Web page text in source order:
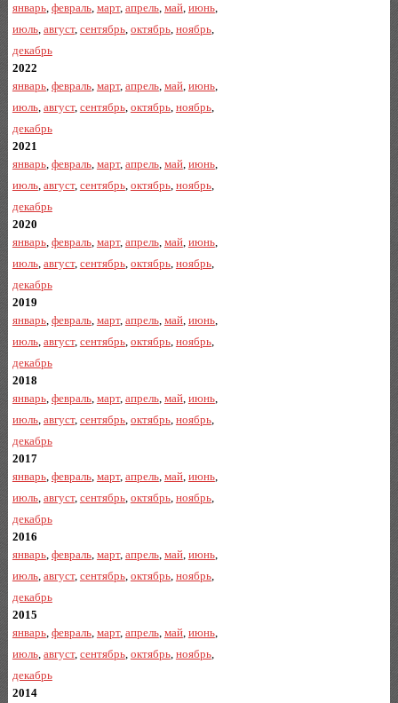
январь, февраль, март, апрель, май, июнь,
июль, август, сентябрь, октябрь, ноябрь,
декабрь
2022
январь, февраль, март, апрель, май, июнь,
июль, август, сентябрь, октябрь, ноябрь,
декабрь
2021
январь, февраль, март, апрель, май, июнь,
июль, август, сентябрь, октябрь, ноябрь,
декабрь
2020
январь, февраль, март, апрель, май, июнь,
июль, август, сентябрь, октябрь, ноябрь,
декабрь
2019
январь, февраль, март, апрель, май, июнь,
июль, август, сентябрь, октябрь, ноябрь,
декабрь
2018
январь, февраль, март, апрель, май, июнь,
июль, август, сентябрь, октябрь, ноябрь,
декабрь
2017
январь, февраль, март, апрель, май, июнь,
июль, август, сентябрь, октябрь, ноябрь,
декабрь
2016
январь, февраль, март, апрель, май, июнь,
июль, август, сентябрь, октябрь, ноябрь,
декабрь
2015
январь, февраль, март, апрель, май, июнь,
июль, август, сентябрь, октябрь, ноябрь,
декабрь
2014